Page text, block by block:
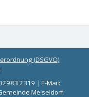
(DSGVO)
2319 | E-Mail:
Meiseldorf